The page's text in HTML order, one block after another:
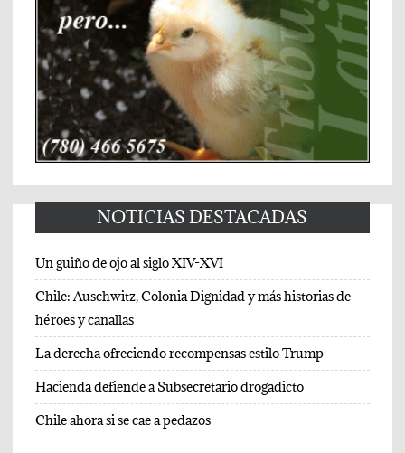
NOTICIAS DESTACADAS
Un guiño de ojo al siglo XIV-XVI
Chile: Auschwitz, Colonia Dignidad y más historias de
héroes y canallas
La derecha ofreciendo recompensas estilo Trump
Hacienda defiende a Subsecretario drogadicto
Chile ahora si se cae a pedazos